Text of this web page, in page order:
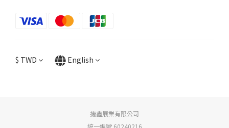
$ TWD English
捷鑫展業有限公司